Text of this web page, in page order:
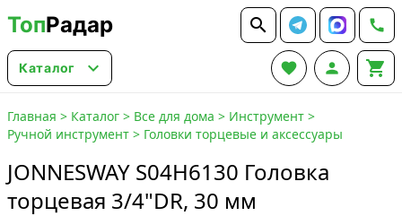
ТопРадар  
Каталог    
Главная > Каталог > Все для дома > Инструмент >
Ручной инструмент > Головки торцевые и аксессуары
JONNESWAY S04H6130 Головка
торцевая 3/4"DR, 30 мм